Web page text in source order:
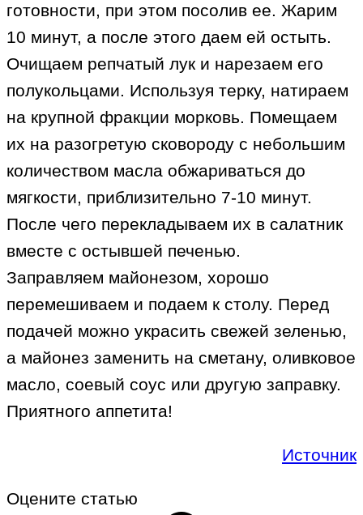
готовности, при этом посолив ее. Жарим
10 минут, а после этого даем ей остыть.
Очищаем репчатый лук и нарезаем его
полукольцами. Используя терку, натираем
на крупной фракции морковь. Помещаем
их на разогретую сковороду с небольшим
количеством масла обжариваться до
мягкости, приблизительно 7-10 минут.
После чего перекладываем их в салатник
вместе с остывшей печенью.
Заправляем майонезом, хорошо
перемешиваем и подаем к столу. Перед
подачей можно украсить свежей зеленью,
а майонез заменить на сметану, оливковое
масло, соевый соус или другую заправку.
Приятного аппетита!
Источник
Оцените статью